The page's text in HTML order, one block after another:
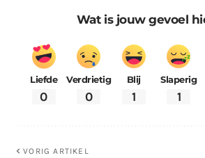
Wat is jouw gevoel
Liefde
0
Verdrietig
0
Blij
1
Slaperig
1
VORIG ARTIKEL